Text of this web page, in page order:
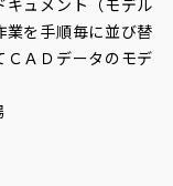
キュメント（モデル
を手順毎に並び替
ＡＤデータのモデ